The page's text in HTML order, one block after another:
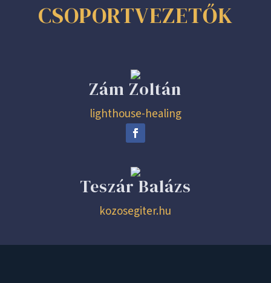
CSOPORTVEZETŐK
Zám Zoltán
lighthouse-healing
Teszár Balázs
kozosegiter.hu